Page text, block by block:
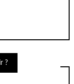
?